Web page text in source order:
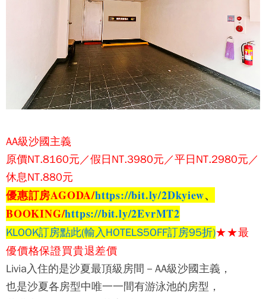
AA級沙國主義
原價NT.8160元／假日NT.3980元／平日NT.2980元／
休息NT.880元
優惠訂房AGODA/https://bit.ly/2Dkyiew、
BOOKING/https://bit.ly/2EvrMT2
KLOOK訂房點此(輸入HOTELS5OFF訂房95折)★★最
優價格保證買貴退差價
Livia入住的是沙夏最頂級房間－AA級沙國主義，
也是沙夏各房型中唯一一間有游泳池的房型，